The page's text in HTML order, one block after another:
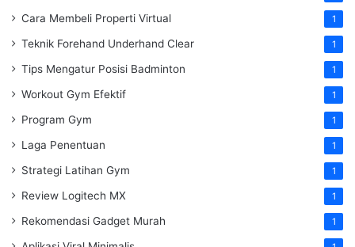
Cara Membeli Properti Virtual 1
Teknik Forehand Underhand Clear 1
Tips Mengatur Posisi Badminton 1
Workout Gym Efektif 1
Program Gym 1
Laga Penentuan 1
Strategi Latihan Gym 1
Review Logitech MX 1
Rekomendasi Gadget Murah 1